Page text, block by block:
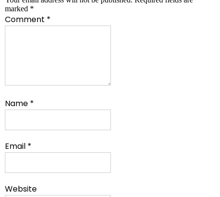
marked *
Comment *
Name *
Email *
Website